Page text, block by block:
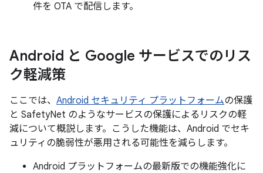
件を OTA で配信します。
Android と Google サービスでのリス
ク軽減策
ここでは、 Android セキュリティ プラットフォームの保護
と SafetyNet のようなサービスの保護によるリスクの軽
減について概説します。こうした機能は、Android でセキ
ュリティの脆弱性が悪用される可能性を減らします。
Android プラットフォームの最新版での機能強化に